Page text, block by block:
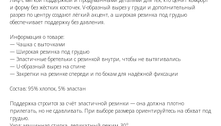
и форму без жёстких косточек. V-образный вырез у груди и дополнительный
разрез по центру создают лёгкий акцент, а широкая резинка под грудью
обеспечивает поддержку без давления.
Информация о товаре:
— Чашка с выточками
— Широкая резинка под грудью
— Эластичные бретельки с резинкой внутри, чтобы не вытягивались
— U-образный вырез на спине
— Закрепки на резинке спереди и по бокам для надёжной фиксации
Состав: 95% хлопок, 5% эластан
Поддержка строится за счёт эластичной резинки — она должна плотно
прилегать, но не сдавливать. При выборе размера ориентируйтесь на обхват под
грудью.